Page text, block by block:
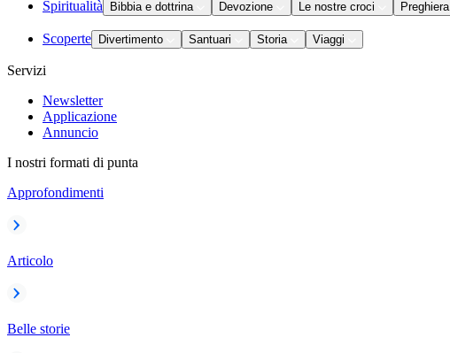
Spiritualità Bibbia e dottrina Devozione Le nostre croci Preghiera
Scoperte Divertimento Santuari Storia Viaggi
Servizi
Newsletter
Applicazione
Annuncio
I nostri formati di punta
Approfondimenti
Articolo
Belle storie